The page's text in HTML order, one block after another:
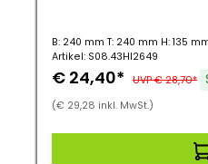
B: 240 mm T: 240 mm H: 135
Artikel: S08.43HI2649
€ 24,40* UVP € 28,70*
(€ 29,28 inkl. MwSt.)